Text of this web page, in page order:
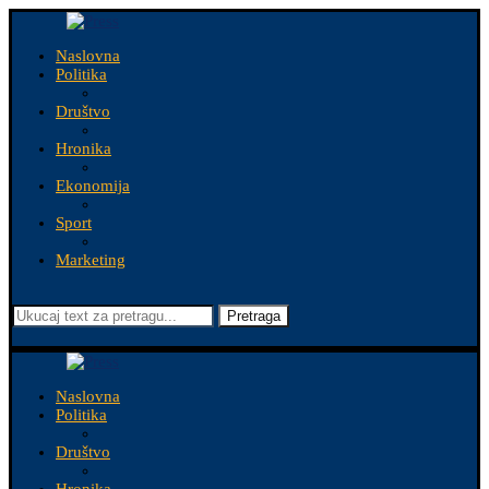
Naslovna
Politika
Društvo
Hronika
Ekonomija
Sport
Marketing
Pretraga
Naslovna
Politika
Društvo